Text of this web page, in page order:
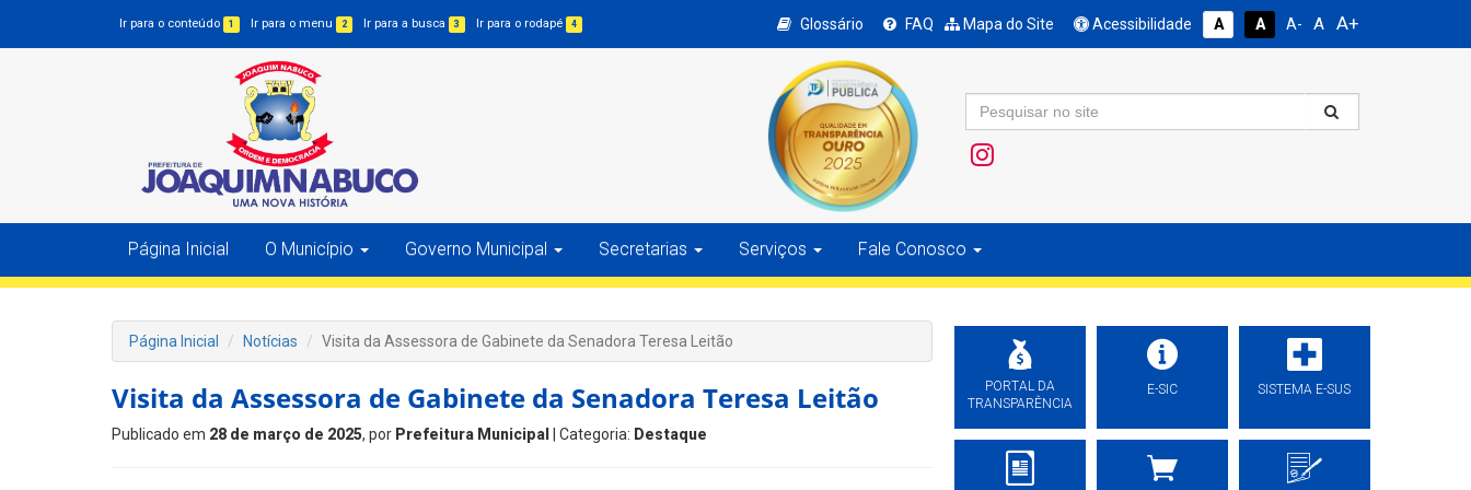
Ir para o conteúdo 1 Ir para o menu 2 Ir para a busca 3 Ir para o rodapé 4 Glossário FAQ Mapa do Site Acessibilidade A A A- A A+
Página Inicial O Município Governo Municipal Secretarias Serviços Fale Conosco
Página Inicial Notícias Visita da Assessora de Gabinete da Senadora Teresa Leitão
Visita da Assessora de Gabinete da Senadora Teresa Leitão
Publicado em 28 de março de 2025, por Prefeitura Municipal | Categoria: Destaque
PORTAL DA
TRANSPARÊNCIA
E-SIC SISTEMA E-SUS